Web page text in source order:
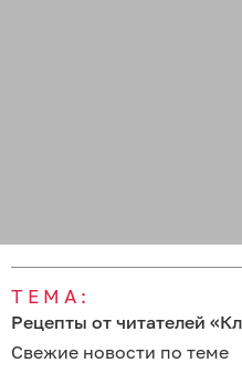
ТЕМА:
Рецепты от читателей
Свежие новости по теме